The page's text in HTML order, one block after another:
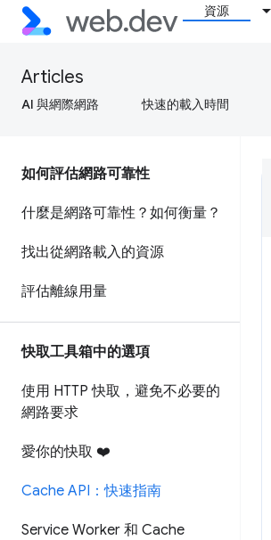
資源
Articles
AI 與網際網路 快速的載入時間
如何評估網路可靠性
什麼是網路可靠性？如何衡量？
找出從網路載入的資源
評估離線用量
快取工具箱中的選項
使用 HTTP 快取，避免不必要的
網路要求
愛你的快取 ❤️
Cache API：快速指南
Service Worker 和 Cache